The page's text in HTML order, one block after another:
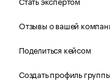
Отзывы о вашей
Поделиться кейсом
Создать профиль